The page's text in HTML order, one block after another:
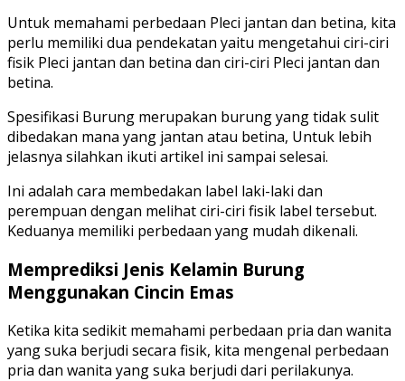
Untuk memahami perbedaan Pleci jantan dan betina, kita
perlu memiliki dua pendekatan yaitu mengetahui ciri-ciri
fisik Pleci jantan dan betina dan ciri-ciri Pleci jantan dan
betina.
Spesifikasi Burung merupakan burung yang tidak sulit
dibedakan mana yang jantan atau betina, Untuk lebih
jelasnya silahkan ikuti artikel ini sampai selesai.
Ini adalah cara membedakan label laki-laki dan
perempuan dengan melihat ciri-ciri fisik label tersebut.
Keduanya memiliki perbedaan yang mudah dikenali.
Memprediksi Jenis Kelamin Burung
Menggunakan Cincin Emas
Ketika kita sedikit memahami perbedaan pria dan wanita
yang suka berjudi secara fisik, kita mengenal perbedaan
pria dan wanita yang suka berjudi dari perilakunya.